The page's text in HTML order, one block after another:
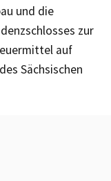
und die
zur
auf
Sächsischen